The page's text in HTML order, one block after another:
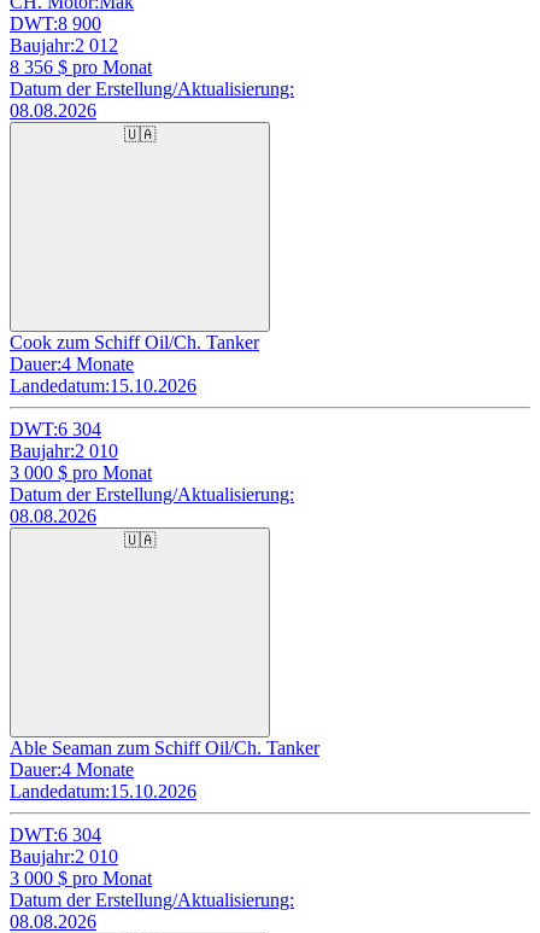
DWT:8 900
Baujahr:2 012
8 356 $ pro Monat
Datum der Erstellung/Aktualisierung:
08.08.2026
🇺🇦
Cook zum Schiff Oil/Ch. Tanker
Dauer:4 Monate
Landedatum:15.10.2026
DWT:6 304
Baujahr:2 010
3 000 $ pro Monat
Datum der Erstellung/Aktualisierung:
08.08.2026
🇺🇦
Able Seaman zum Schiff Oil/Ch. Tanker
Dauer:4 Monate
Landedatum:15.10.2026
DWT:6 304
Baujahr:2 010
3 000 $ pro Monat
Datum der Erstellung/Aktualisierung:
08.08.2026